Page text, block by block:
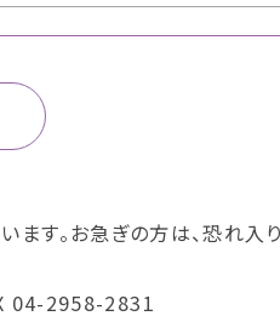
す。お急ぎの方は、恐れ入
04-2958-2831